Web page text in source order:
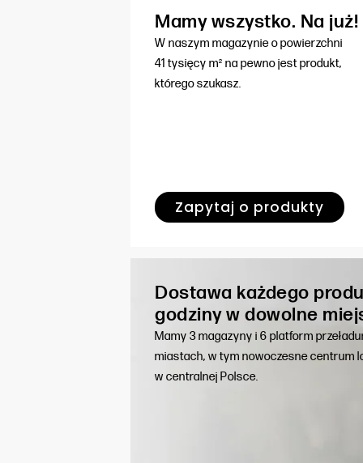
Mamy wszystko. Na już!
W naszym magazynie o powierzchni
41 tysięcy m² na pewno jest produkt,
którego szukasz.
Zapytaj o produkty
Dostawa każdego
godziny w dowolne
Mamy 3 magazyny i 6 platform
miastach, w tym nowoczesne centrum
w centralnej Polsce.